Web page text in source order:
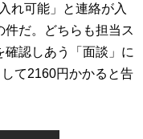
れ可能」と連絡が入
だ。どちらも担当ス
認しあう「面談」に
て2160円かかると告